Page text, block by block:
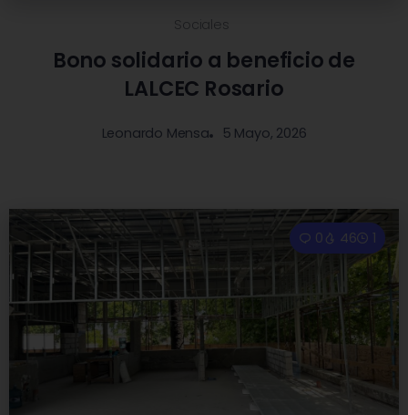
Sociales
Bono solidario a beneficio de
LALCEC Rosario
Leonardo Mensa 5 Mayo, 2026
0 46 1